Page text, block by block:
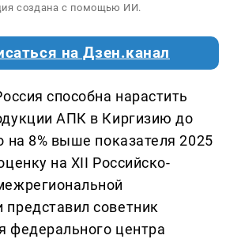
создана с помощью ИИ.
на Дзен.канал
способна нарастить
АПК в Киргизию до
на 8% выше показателя 2025
на XII Российско-
представил советник
федерального центра